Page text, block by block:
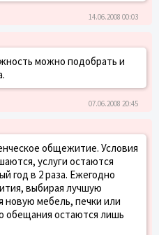
14.06.2008 00:03
можно подобрать и
07.06.2008 20:45
общежитие. Условия
услуги остаются
год в 2 раза. Ежегодно
выбирая лучшую
новую мебель, печки или
обещания остаются лишь